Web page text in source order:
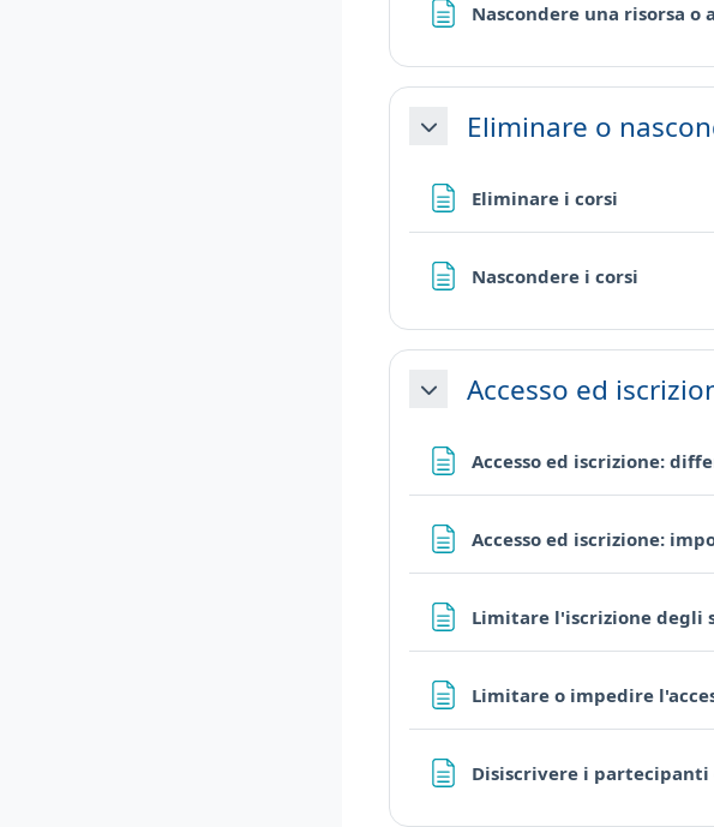
Nascondere una risorsa o
MinimizzaEliminare o
Eliminare i corsi
Nascondere i corsi
MinimizzaAccesso ed
Accesso ed iscrizione:
Accesso ed iscrizione:
Limitare l'iscrizione degli
Limitare o impedire
Disiscrivere i partecipanti